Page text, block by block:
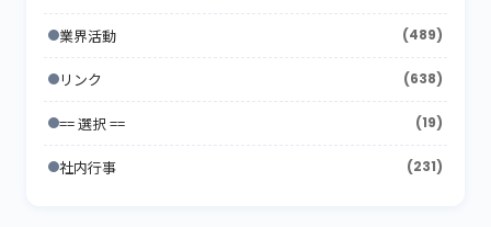
2011年1月
2010年2月 (7)
2010年1月 (13)
(22)
2009年2月 (15)
2009年1月 (16)
2008年4月 (11)
2008年3月 (26)
2008年2月 (15)
2008年1月 (10)
2007年5月 (24)
2007年4月 (21)
2007年3月 (31)
2007年2月 (33)
2006年6月 (26)
2006年5月 (23)
2005年8月
2005年7月 (8)
2005年6月 (9)
2005年5月 (11)
業界活動 (489)
リンク (638)
== 選択 == (19)
社内行事 (231)